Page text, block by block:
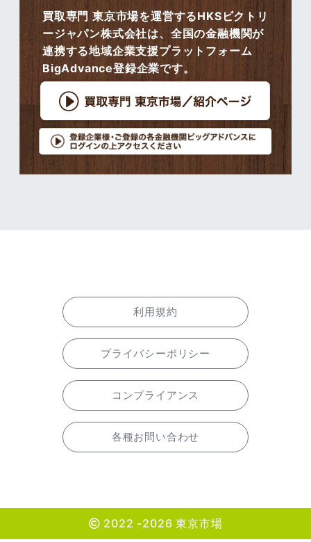
買取専門 東京市場を運営するHKSビクトリ
ージャパン株式会社は、全国の金融機関が
連携する地域企業支援プラットフォーム
BigAdvance登録企業です。
利用規約
プライバシーポリシー
コンプライアンス
各種お問い合わせ
2022 -2026 東京市場